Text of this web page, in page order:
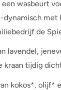
wasbeurt
dynamisch met
de
lavendel,
kraan tijdig
kokos*, olijf*